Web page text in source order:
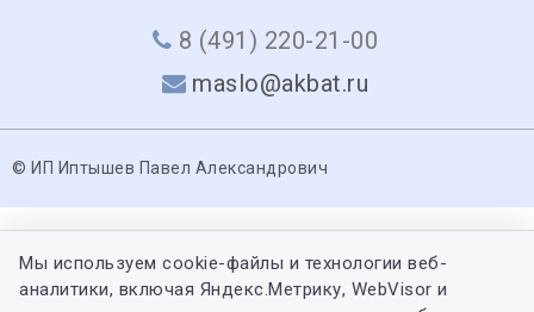
8 (491) 220-21-00
maslo@akbat.ru
© ИП Иптышев Павел Александрович
Мы используем cookie-файлы и технологии веб-
аналитики, включая Яндекс.Метрику, WebVisor и